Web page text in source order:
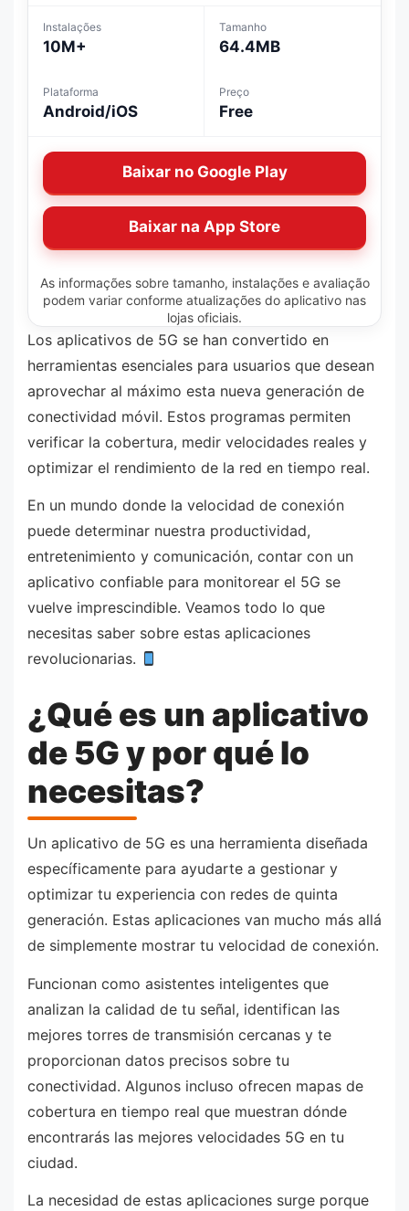
Instalações
10M+
Tamanho
64.4MB
Plataforma
Android/iOS
Preço
Free
Baixar no Google Play
Baixar na App Store
As informações sobre tamanho, instalações e avaliação
podem variar conforme atualizações do aplicativo nas
lojas oficiais.
Los aplicativos de 5G se han convertido en
herramientas esenciales para usuarios que desean
aprovechar al máximo esta nueva generación de
conectividad móvil. Estos programas permiten
verificar la cobertura, medir velocidades reales y
optimizar el rendimiento de la red en tiempo real.
En un mundo donde la velocidad de conexión
puede determinar nuestra productividad,
entretenimiento y comunicación, contar con un
aplicativo confiable para monitorear el 5G se
vuelve imprescindible. Veamos todo lo que
necesitas saber sobre estas aplicaciones
revolucionarias.
¿Qué es un aplicativo
de 5G y por qué lo
necesitas?
Un aplicativo de 5G es una herramienta diseñada
específicamente para ayudarte a gestionar y
optimizar tu experiencia con redes de quinta
generación. Estas aplicaciones van mucho más allá
de simplemente mostrar tu velocidad de conexión.
Funcionan como asistentes inteligentes que
analizan la calidad de tu señal, identifican las
mejores torres de transmisión cercanas y te
proporcionan datos precisos sobre tu
conectividad. Algunos incluso ofrecen mapas de
cobertura en tiempo real que muestran dónde
encontrarás las mejores velocidades 5G en tu
ciudad.
La necesidad de estas aplicaciones surge porque